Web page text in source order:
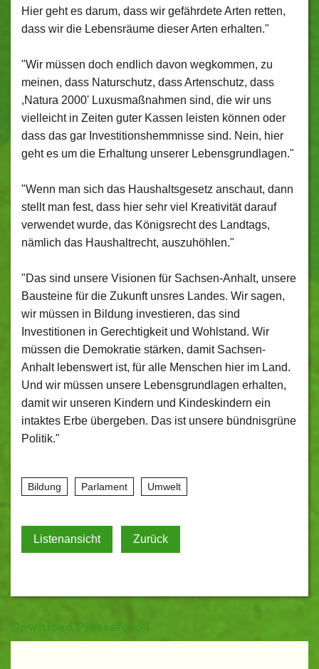
Hier geht es darum, dass wir gefährdete Arten retten,
dass wir die Lebensräume dieser Arten erhalten."
"Wir müssen doch endlich davon wegkommen, zu
meinen, dass Naturschutz, dass Artenschutz, dass
,Natura 2000' Luxusmaßnahmen sind, die wir uns
vielleicht in Zeiten guter Kassen leisten können oder
dass das gar Investitionshemmnisse sind. Nein, hier
geht es um die Erhaltung unserer Lebensgrundlagen."
"Wenn man sich das Haushaltsgesetz anschaut, dann
stellt man fest, dass hier sehr viel Kreativität darauf
verwendet wurde, das Königsrecht des Landtags,
nämlich das Haushaltrecht, auszuhöhlen."
"Das sind unsere Visionen für Sachsen-Anhalt, unsere
Bausteine für die Zukunft unsres Landes. Wir sagen,
wir müssen in Bildung investieren, das sind
Investitionen in Gerechtigkeit und Wohlstand. Wir
müssen die Demokratie stärken, damit Sachsen-
Anhalt lebenswert ist, für alle Menschen hier im Land.
Und wir müssen unsere Lebensgrundlagen erhalten,
damit wir unseren Kindern und Kindeskindern ein
intaktes Erbe übergeben. Das ist unsere bündnisgrüne
Politik."
Bildung Parlament Umwelt
Listenansicht Zurück
Download Pressefoto 1